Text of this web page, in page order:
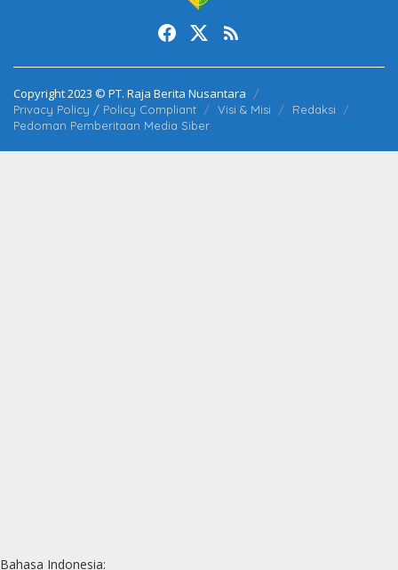
Copyright 2023 © PT. Raja Berita Nusantara
Privacy Policy / Policy Compliant Visi & Misi
Redaksi
Pedoman Pemberitaan Media Siber
Bahasa Indonesia: